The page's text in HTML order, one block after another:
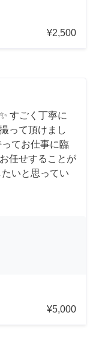
¥2,500
すごく丁寧に
って頂けまし
てお仕事に臨
任せすることが
いと思ってい
¥5,000